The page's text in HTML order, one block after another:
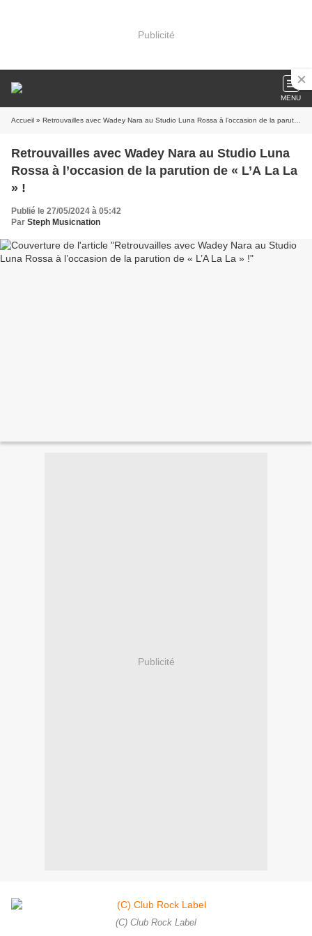
Publicité
MENU
Accueil » Retrouvailles avec Wadey Nara au Studio Luna Rossa à l’occasion de la parution de « L’A La La » !
Retrouvailles avec Wadey Nara au Studio Luna
Rossa à l’occasion de la parution de « L’A La La
» !
Publié le 27/05/2024 à 05:42
Par Steph Musicnation
Publicité
(C) Club Rock Label